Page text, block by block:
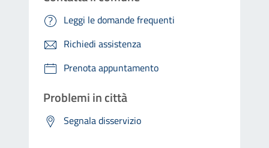
Leggi le domande frequenti
Richiedi assistenza
Prenota appuntamento
Problemi in città
Segnala disservizio